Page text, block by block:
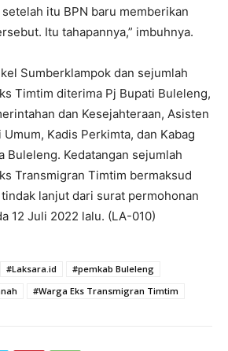
itu BPN baru memberikan
Itu tahapannya,” imbuhnya.
Sumberklampok dan sejumlah
Timtim diterima Pj Bupati Buleleng,
dan Kesejahteraan, Asisten
Kadis Perkimta, dan Kabag
Buleleng. Kedatangan sejumlah
Transmigran Timtim bermaksud
lanjut dari surat permohonan
12 Juli 2022 lalu. (LA-010)
#Laksara.id
#pemkab Buleleng
#Warga Eks Transmigran Timtim